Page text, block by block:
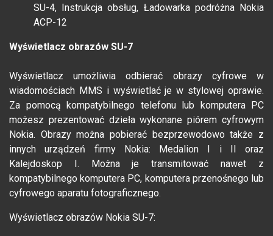
SU-4, Instrukcja obsług, Ładowarka podróżna Nokia
ACP-12
Wyświetlacz obrazów SU-7
Wyświetlacz umożliwia odbierać obrazy cyfrowe w
wiadomościach MMS i wyświetlać je w stylowej oprawie.
Za pomocą kompatybilnego telefonu lub komputera PC
możesz prezentować dzieła wykonane piórem cyfrowym
Nokia. Obrazy można pobierać bezprzewodowo także z
innych urządzeń firmy Nokia: Medalion I i II oraz
Kalejdoskop I. Można je transmitować nawet z
kompatybilnego komputera PC, komputera przenośnego lub
cyfrowego aparatu fotograficznego.
Wyświetlacz obrazów Nokia SU-7: